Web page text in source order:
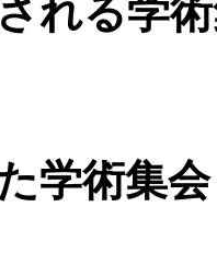
れる学
学術集